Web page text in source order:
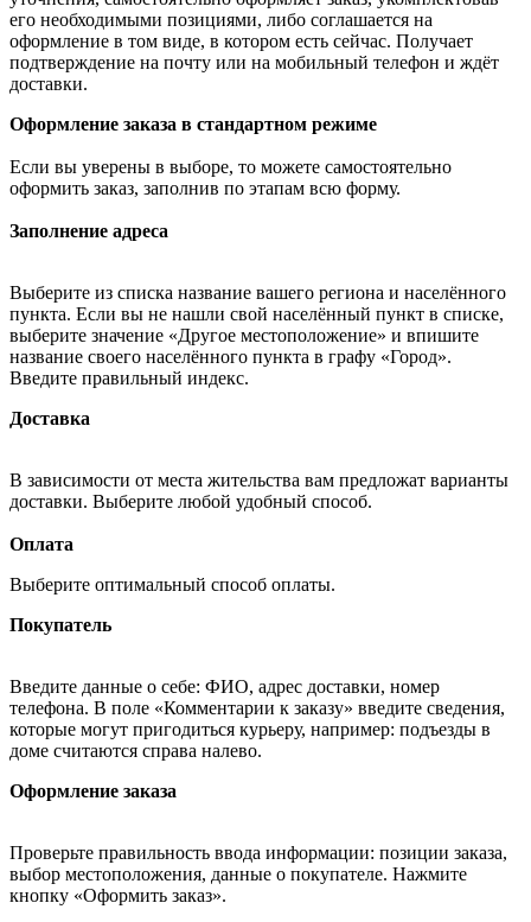
его необходимыми позициями, либо соглашается на
оформление в том виде, в котором есть сейчас. Получает
подтверждение на почту или на мобильный телефон и ждёт
доставки.
Оформление заказа в стандартном режиме
Если вы уверены в выборе, то можете самостоятельно
оформить заказ, заполнив по этапам всю форму.
Заполнение адреса
Выберите из списка название вашего региона и населённого
пункта. Если вы не нашли свой населённый пункт в списке,
выберите значение «Другое местоположение» и впишите
название своего населённого пункта в графу «Город».
Введите правильный индекс.
Доставка
В зависимости от места жительства вам предложат варианты
доставки. Выберите любой удобный способ.
Оплата
Выберите оптимальный способ оплаты.
Покупатель
Введите данные о себе: ФИО, адрес доставки, номер
телефона. В поле «Комментарии к заказу» введите сведения,
которые могут пригодиться курьеру, например: подъезды в
доме считаются справа налево.
Оформление заказа
Проверьте правильность ввода информации: позиции заказа,
выбор местоположения, данные о покупателе. Нажмите
кнопку «Оформить заказ».